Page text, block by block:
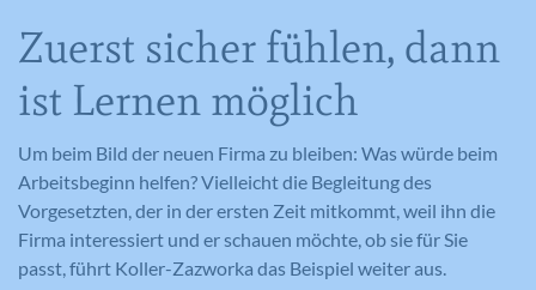
Zuerst sicher fühlen, dann
ist Lernen möglich
Um beim Bild der neuen Firma zu bleiben: Was würde beim
Arbeitsbeginn helfen? Vielleicht die Begleitung des
Vorgesetzten, der in der ersten Zeit mitkommt, weil ihn die
Firma interessiert und er schauen möchte, ob sie für Sie
passt, führt Koller-Zazworka das Beispiel weiter aus.